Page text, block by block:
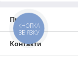
Про нас
Контакти
КНОПКА
ЗВ'ЯЗКУ